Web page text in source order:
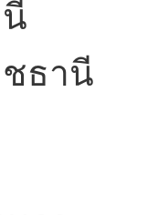
ธานี